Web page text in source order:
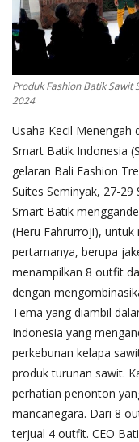
Indonesia
Produk Fashion Batik
2024
Usaha Kecil Menengah
Smart Batik Indonesia
gelaran Bali Fashion
Suites Seminyak, 27-
Smart Batik
(Heru Fahrurroji),
pertamanya, berupa
menampilkan 8 outfit
dengan
Tema yang diambil
Indonesia yang
perkebunan kelapa
produk turunan sawit.
perhatian penonton
mancanegara. Dari 8
terjual 4 outfit. CEO